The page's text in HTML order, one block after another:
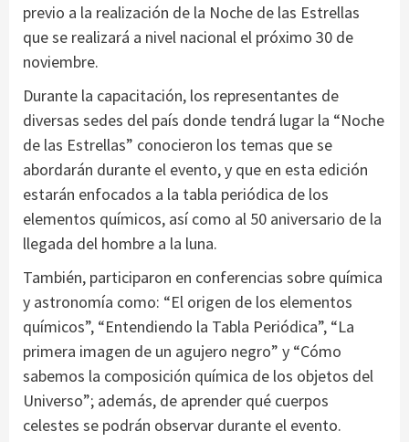
previo a la realización de la Noche de las Estrellas
que se realizará a nivel nacional el próximo 30 de
noviembre.
Durante la capacitación, los representantes de
diversas sedes del país donde tendrá lugar la “Noche
de las Estrellas” conocieron los temas que se
abordarán durante el evento, y que en esta edición
estarán enfocados a la tabla periódica de los
elementos químicos, así como al 50 aniversario de la
llegada del hombre a la luna.
También, participaron en conferencias sobre química
y astronomía como: “El origen de los elementos
químicos”, “Entendiendo la Tabla Periódica”, “La
primera imagen de un agujero negro” y “Cómo
sabemos la composición química de los objetos del
Universo”; además, de aprender qué cuerpos
celestes se podrán observar durante el evento.